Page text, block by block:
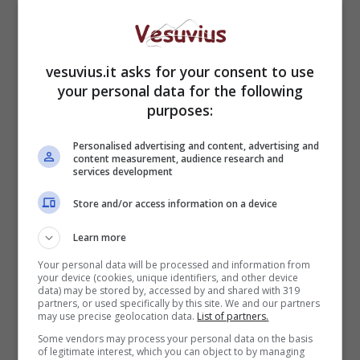
Guardando allaCampania
sono in linea con quelli nazionali, registrando
una diminuzione dei casi. Al netto della
diminuzione, però, la Regione si colloca al primo
posto nella graduatoria davanti alla
e alla Sicilia . Guardando all’incidenza dei casi
sul volume erogato, il territorio campano si
piazza in seconda posizione, subito dietro
13,1% del totale.
vesuvius.it asks for your consent to use
your personal data for the following
purposes:
Personalised advertising and content, advertising and
content measurement, audience research and
services development
Store and/or access information on a device
Learn more
Your personal data will be processed and information from
your device (cookies, unique identifiers, and other device
data) may be stored by, accessed by and shared with 319
partners, or used specifically by this site. We and our partners
may use precise geolocation data. List of partners.
Some vendors may process your personal data on the basis
of legitimate interest, which you can object to by managing